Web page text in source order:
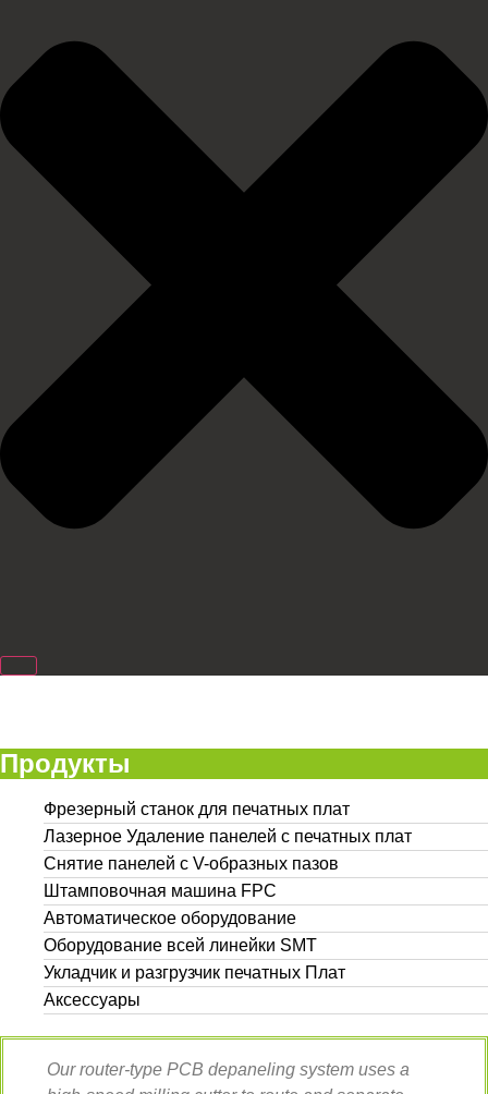
Продукты
Фрезерный станок для печатных плат
Лазерное Удаление панелей с печатных плат
Снятие панелей с V-образных пазов
Штамповочная машина FPC
Автоматическое оборудование
Оборудование всей линейки SMT
Укладчик и разгрузчик печатных Плат
Аксессуары
Our router-type PCB depaneling system uses a